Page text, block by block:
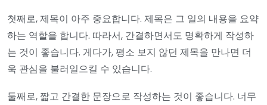
첫째로, 제목이 아주 중요합니다. 제목은 그 일의 내용을 요약
하는 역할을 합니다. 따라서, 간결하면서도 명확하게 작성하
는 것이 좋습니다. 게다가, 평소 보지 않던 제목을 만나면 더
욱 관심을 불러일으킬 수 있습니다.
둘째로, 짧고 간결한 문장으로 작성하는 것이 좋습니다. 너무